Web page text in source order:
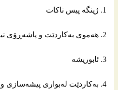
1. ژینگه‌ پیس ناكات
2. هه‌موی‌ به‌كاردێت و پاشه‌ڕۆی‌ نیه‌
3. ئابوریشه‌
4. به‌كاردێت له‌بواری‌ پیشه‌سازی‌ و گه‌رمكردنه‌وه‌دا.